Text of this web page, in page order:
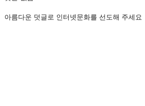
아름다운 덧글로 인터넷문화를 선도해 주세요